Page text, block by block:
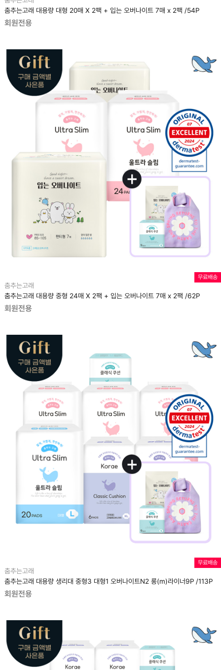
춤추는고래 대용량 대형 20매 X 2팩 + 입는 오버나이트 7매 x 2팩 /54P
회원전용
무료배송
춤추는고래
춤추는고래 대용량 중형 24매 X 2팩 + 입는 오버나이트 7매 x 2팩 /62P
회원전용
무료배송
춤추는고래
춤추는고래 대용량 생리대 중형3 대형1 오버나이트N2 롱(m)라이너9P /113P
회원전용